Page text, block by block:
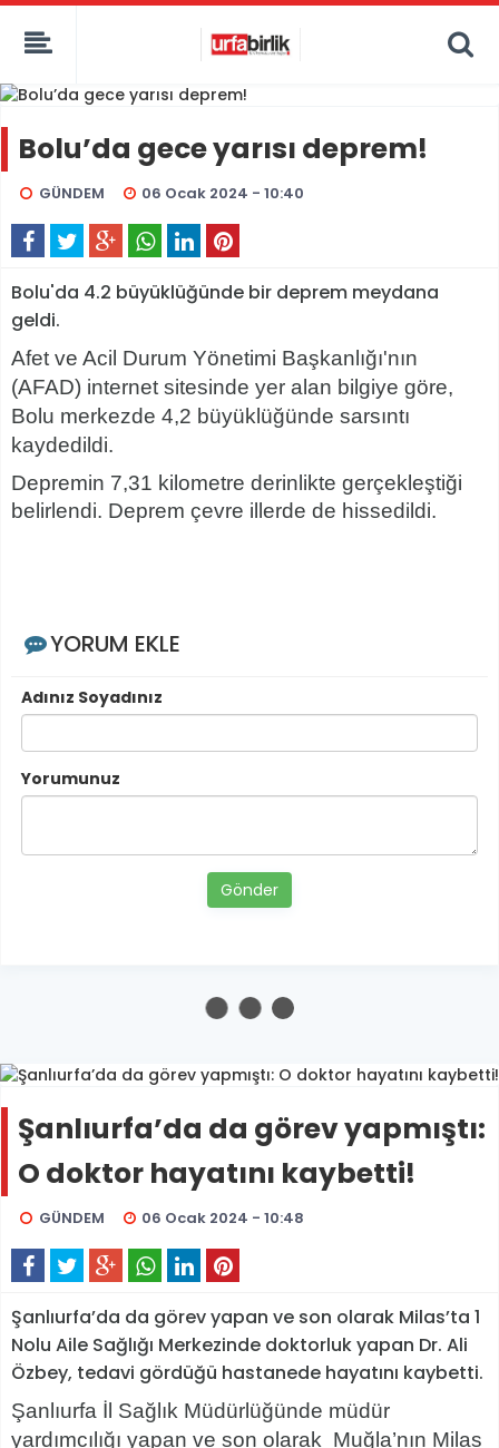
Bolu’da gece yarısı deprem!
GÜNDEM 06 Ocak 2024 - 10:40
Bolu'da 4.2 büyüklüğünde bir deprem meydana
geldi.
Afet ve Acil Durum Yönetimi Başkanlığı'nın
(AFAD) internet sitesinde yer alan bilgiye göre,
Bolu merkezde 4,2 büyüklüğünde sarsıntı
kaydedildi.
Depremin 7,31 kilometre derinlikte gerçekleştiği
belirlendi. Deprem çevre illerde de hissedildi.
YORUM EKLE
Adınız Soyadınız
Yorumunuz
Gönder
Şanlıurfa’da da görev yapmıştı:
O doktor hayatını kaybetti!
GÜNDEM 06 Ocak 2024 - 10:48
Şanlıurfa’da da görev yapan ve son olarak Milas’ta 1
Nolu Aile Sağlığı Merkezinde doktorluk yapan Dr. Ali
Özbey, tedavi gördüğü hastanede hayatını kaybetti.
Şanlıurfa İl Sağlık Müdürlüğünde müdür
yardımcılığı yapan ve son olarak Muğla’nın Milas